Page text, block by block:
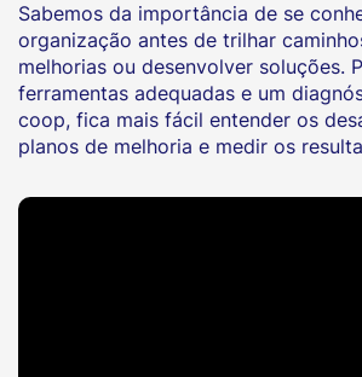
Sabemos da importância de se
organização antes de trilhar
melhorias ou desenvolver soluções.
ferramentas adequadas e um
coop, fica mais fácil entender os
planos de melhoria e medir os